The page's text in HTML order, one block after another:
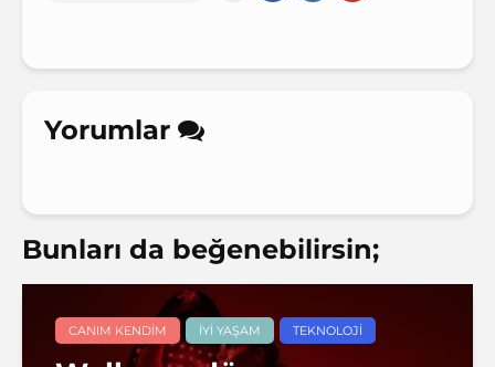
Yorumlar
Bunları da beğenebilirsin;
CANIM KENDIM İYI YAŞAM TEKNOLOJI